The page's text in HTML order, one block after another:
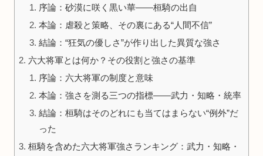
序論：砂漠に咲く黒い華――桓騎の出自
本論：虐殺と策略、その裏にある“人間不信”
結論：“狂気の優しさ”が作り出した異質な強さ
六大将軍とは何か？その役割と強さの基準
序論：六大将軍の制度と意味
本論：強さを測る三つの指標――武力・知略・統率
結論：桓騎はそのどれにも当てはまらない“例外”だ
った
桓騎を含めた六大将軍強さランキング：武力・知略・